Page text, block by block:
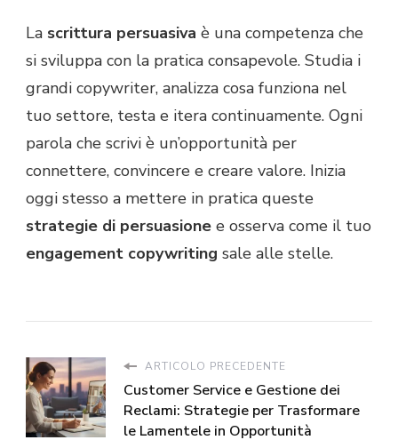
La scrittura persuasiva è una competenza che
si sviluppa con la pratica consapevole. Studia i
grandi copywriter, analizza cosa funziona nel
tuo settore, testa e itera continuamente. Ogni
parola che scrivi è un’opportunità per
connettere, convincere e creare valore. Inizia
oggi stesso a mettere in pratica queste
strategie di persuasione e osserva come il tuo
engagement copywriting sale alle stelle.
ARTICOLO PRECEDENTE
Customer Service e Gestione dei
Reclami: Strategie per Trasformare
le Lamentele in Opportunità